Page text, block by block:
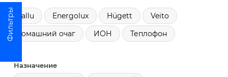
Ballu Energolux Hügett
Veito
Домашний очаг
ИОН Теплофон
Назначение